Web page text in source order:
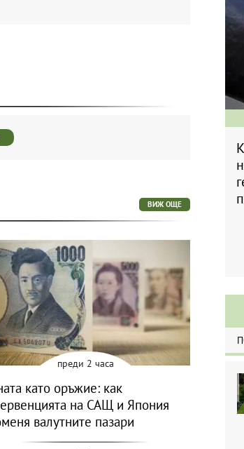
ВИЖ ОЩЕ
преди 2 часа
като оръжие: как
на САЩ и Япония
валутните пазари